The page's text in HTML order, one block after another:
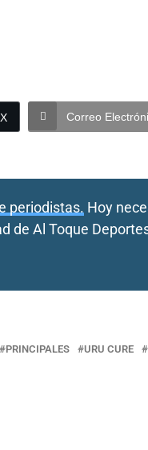
Correo
periodistas. Hoy
de Al Toque
PRINCIPALES URU CURE